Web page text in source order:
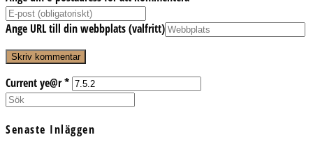
Ange URL till din webbplats (valfritt)
Current ye@r*
Senaste Inläggen